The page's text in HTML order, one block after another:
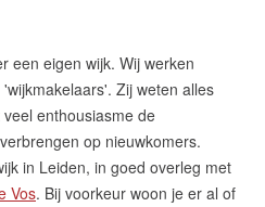
een eigen wijk. Wij werken
Zij weten alles
enthousiasme de
op nieuwkomers.
in Leiden, in goed overleg met
Vos. Bij voorkeur woon je er al of